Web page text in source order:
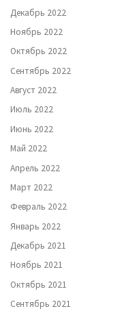
Декабрь 2022
Ноябрь 2022
Октябрь 2022
Сентябрь 2022
Август 2022
Июль 2022
Июнь 2022
Май 2022
Апрель 2022
Март 2022
Февраль 2022
Январь 2022
Декабрь 2021
Ноябрь 2021
Октябрь 2021
Сентябрь 2021